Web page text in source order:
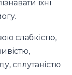
їхні
слабкістю,
сплутаністю